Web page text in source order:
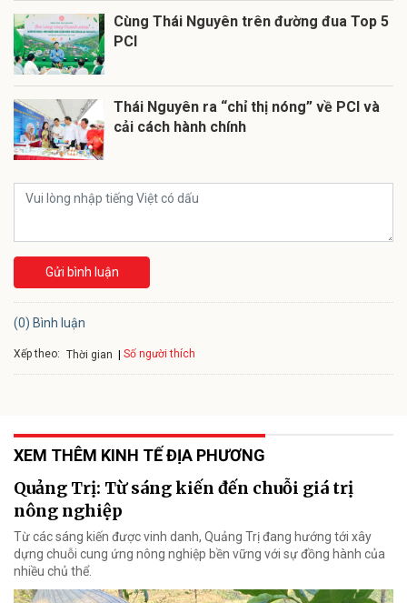
Cùng Thái Nguyên trên đường đua Top 5
PCI
Thái Nguyên ra “chỉ thị nóng” về PCI và
cải cách hành chính
Gửi bình luận
(0) Bình luận
Xếp theo: Thời gian Số người thích
XEM THÊM KINH TẾ ĐỊA PHƯƠNG
Quảng Trị: Từ sáng kiến đến chuỗi giá trị
nông nghiệp
Từ các sáng kiến được vinh danh, Quảng Trị đang hướng tới xây
dựng chuỗi cung ứng nông nghiệp bền vững với sự đồng hành của
nhiều chủ thể.